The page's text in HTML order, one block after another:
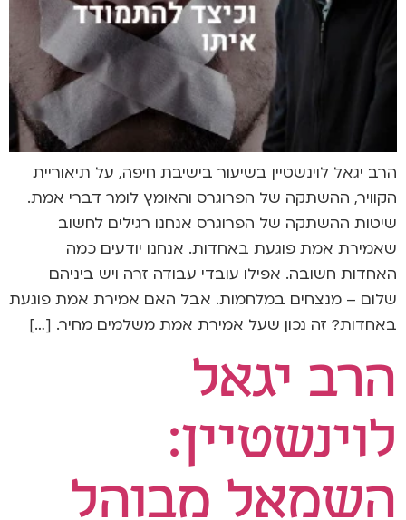
הרב יגאל לוינשטיין בשיעור בישיבת חיפה, על תיאוריית
הקוויר, ההשתקה של הפרוגרס והאומץ לומר דברי אמת.
שיטות ההשתקה של הפרוגרס אנחנו רגילים לחשוב
שאמירת אמת פוגעת באחדות. אנחנו יודעים כמה
האחדות חשובה. אפילו עובדי עבודה זרה ויש ביניהם
שלום – מנצחים במלחמות. אבל האם אמירת אמת פוגעת
באחדות? זה נכון שעל אמירת אמת משלמים מחיר. […]
הרב יגאל
לוינשטיין:
השמאל מבוהל